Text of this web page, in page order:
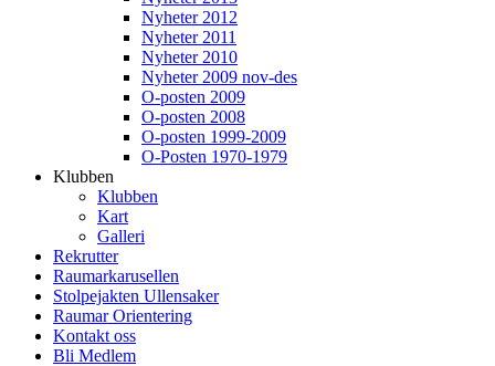
Nyheter 2012
Nyheter 2011
Nyheter 2010
Nyheter 2009 nov-des
O-posten 2009
O-posten 2008
O-posten 1999-2009
O-Posten 1970-1979
Klubben
Klubben
Kart
Galleri
Rekrutter
Raumarkarusellen
Stolpejakten Ullensaker
Raumar Orientering
Kontakt oss
Bli Medlem